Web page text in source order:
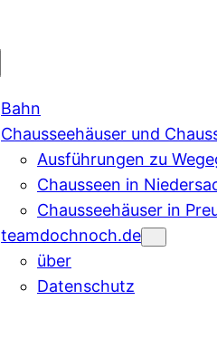
Bahn
Chausseehäuser und
Ausführungen zu
Chausseen in
Chausseehäuser in
teamdochnoch.de
über
Datenschutz